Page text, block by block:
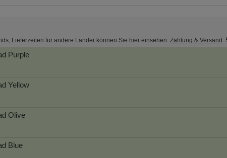
Lieferzeiten für andere Länder können Sie hier einsehen: Zahlung & Versand .
Purple
Yellow
Olive
Blue